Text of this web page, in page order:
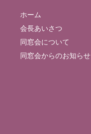
ホーム
会長あいさつ
同窓会について
同窓会からのお知らせ